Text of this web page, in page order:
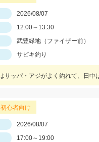
2026/08/07
12:00～13:30
武豊緑地（ファイザー前）
サビキ釣り
初心者向け
2026/08/07
17:00～19:00